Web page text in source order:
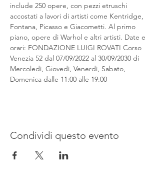
include 250 opere, con pezzi etruschi
accostati a lavori di artisti come Kentridge,
Fontana, Picasso e Giacometti. Al primo
piano, opere di Warhol e altri artisti. Date e
orari: FONDAZIONE LUIGI ROVATI Corso
Venezia 52 dal 07/09/2022 al 30/09/2030 di
Mercoledì, Giovedì, Venerdì, Sabato,
Domenica dalle 11:00 alle 19:00
Condividi questo evento